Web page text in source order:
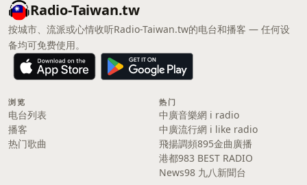
Radio-Taiwan.tw
按城市、流派或心情收听Radio-Taiwan.tw的电台和播客 — 任何设
备均可免费使用。
浏览
电台列表
播客
热门歌曲
热门
中廣音樂網 i radio
中廣流行網 i like radio
飛揚調頻895金曲廣播
港都983 BEST RADIO
News98 九八新聞台